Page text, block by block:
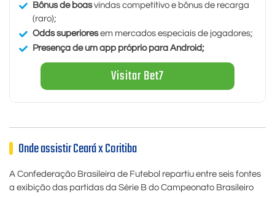
Bônus de boasvindas competitivo e bônus de recarga
(raro);
Odds superioresem mercados especiais de jogadores;
Presença de um app próprio para Android;
Visitar Bet7
Onde assistir Ceará x Coritiba
A Confederação Brasileira de Futebol repartiu entre seis fontes
a exibição das partidas da Série B do Campeonato Brasileiro